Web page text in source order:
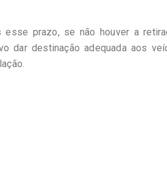
prazo, se não houver a
dar destinação adequada aos